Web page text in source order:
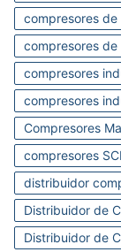
compresores de
compresores de
compresores
compresores
Compresores
compresores
distribuidor
Distribuidor de
Distribuidor de